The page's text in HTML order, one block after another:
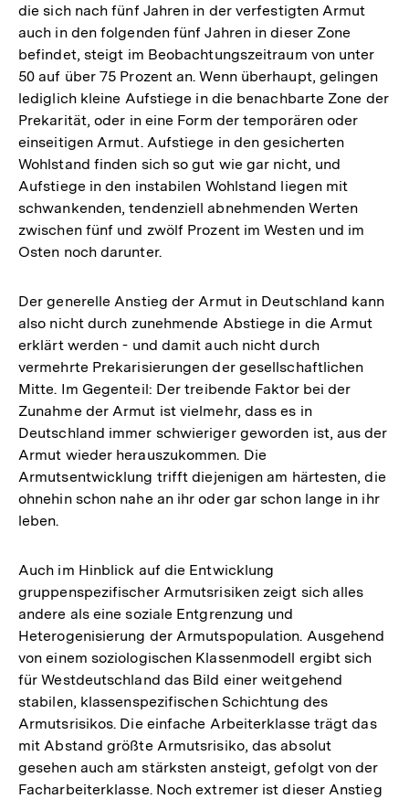
die sich nach fünf Jahren in der verfestigten Armut
auch in den folgenden fünf Jahren in dieser Zone
befindet, steigt im Beobachtungszeitraum von unter
50 auf über 75 Prozent an. Wenn überhaupt, gelingen
lediglich kleine Aufstiege in die benachbarte Zone der
Prekarität, oder in eine Form der temporären oder
einseitigen Armut. Aufstiege in den gesicherten
Wohlstand finden sich so gut wie gar nicht, und
Aufstiege in den instabilen Wohlstand liegen mit
schwankenden, tendenziell abnehmenden Werten
zwischen fünf und zwölf Prozent im Westen und im
Osten noch darunter.
Der generelle Anstieg der Armut in Deutschland kann
also nicht durch zunehmende Abstiege in die Armut
erklärt werden - und damit auch nicht durch
vermehrte Prekarisierungen der gesellschaftlichen
Mitte. Im Gegenteil: Der treibende Faktor bei der
Zunahme der Armut ist vielmehr, dass es in
Deutschland immer schwieriger geworden ist, aus der
Armut wieder herauszukommen. Die
Armutsentwicklung trifft diejenigen am härtesten, die
ohnehin schon nahe an ihr oder gar schon lange in ihr
leben.
Auch im Hinblick auf die Entwicklung
gruppenspezifischer Armutsrisiken zeigt sich alles
andere als eine soziale Entgrenzung und
Heterogenisierung der Armutspopulation. Ausgehend
von einem soziologischen Klassenmodell ergibt sich
für Westdeutschland das Bild einer weitgehend
stabilen, klassenspezifischen Schichtung des
Armutsrisikos. Die einfache Arbeiterklasse trägt das
mit Abstand größte Armutsrisiko, das absolut
gesehen auch am stärksten ansteigt, gefolgt von der
Facharbeiterklasse. Noch extremer ist dieser Anstieg